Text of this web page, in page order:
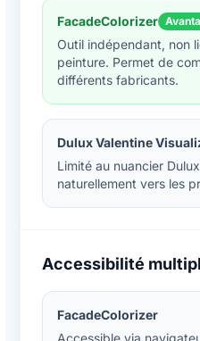
FacadeColorizer
Outil indépendant, non
peinture. Permet de
différents fabricants.
Dulux Valentine
Limité au nuancier
naturellement vers les
Accessibilité
FacadeColorizer
Accessible via